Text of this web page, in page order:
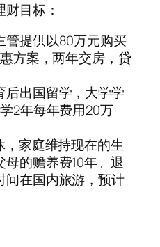
目标：
管提供以80万元购买
方案，两年交房，贷
出国留学，大学学
2年每年费用20万
家庭维持现在的生
的赡养费10年。退
间在国内旅游，预计